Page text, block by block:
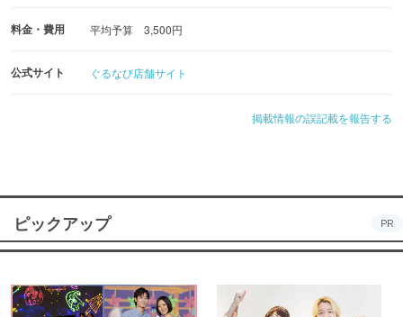
料金・費用 平均予算 3,500円
公式サイト ぐるなび店舗サイト
掲載情報の誤記載を報告する
ピックアップ PR